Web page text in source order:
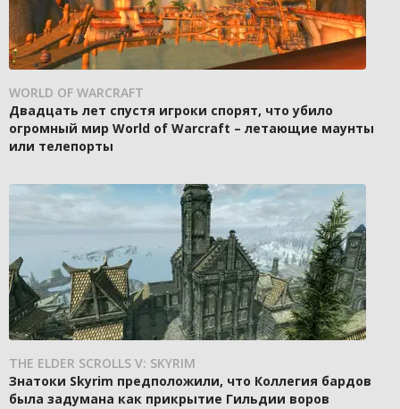
WORLD OF WARCRAFT
Двадцать лет спустя игроки спорят, что убило
огромный мир World of Warcraft – летающие маунты
или телепорты
THE ELDER SCROLLS V: SKYRIM
Знатоки Skyrim предположили, что Коллегия бардов
была задумана как прикрытие Гильдии воров